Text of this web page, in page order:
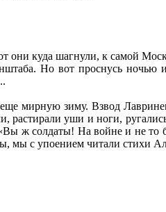
куда шагнули, к самой
Но вот проснусь
зиму. Взвод
растирали уши и ноги,
ж солдаты! На войне и не то
мы с упоением читали стихи